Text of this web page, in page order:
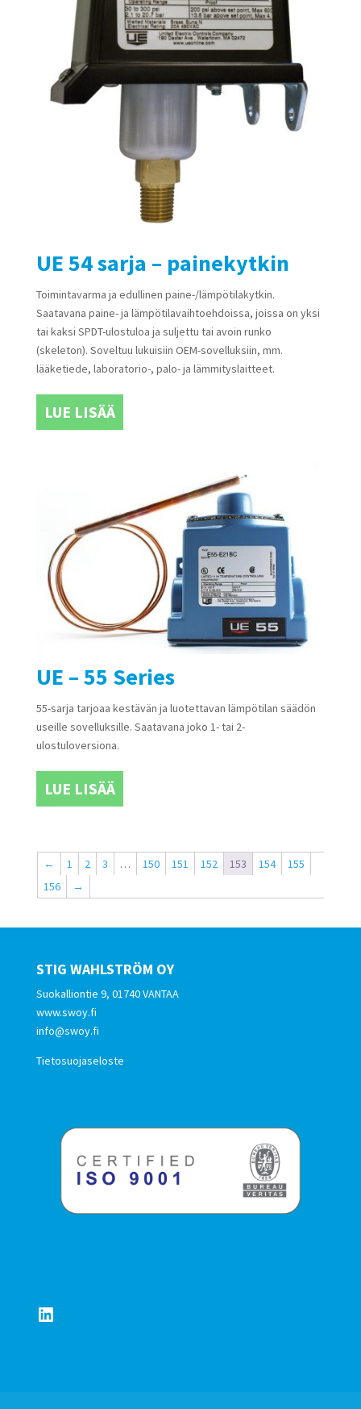
UE 54 sarja – painekytkin
Toimintavarma ja edullinen paine-/lämpötilakytkin.
Saatavana paine- ja lämpötilavaihtoehdoissa, joissa on yksi
tai kaksi SPDT-ulostuloa ja suljettu tai avoin runko
(skeleton). Soveltuu lukuisiin OEM-sovelluksiin, mm.
lääketiede, laboratorio-, palo- ja lämmityslaitteet.
LUE LISÄÄ
UE – 55 Series
55-sarja tarjoaa kestävän ja luotettavan lämpötilan säädön
useille sovelluksille. Saatavana joko 1- tai 2-
ulostuloversiona.
LUE LISÄÄ
← 1 2 3 … 150 151 152 153 154
155
156
→
STIG WAHLSTRÖM OY
Suokalliontie 9, 01740 VANTAA
www.swoy.fi
info@swoy.fi
Tietosuojaseloste
LinkedIn